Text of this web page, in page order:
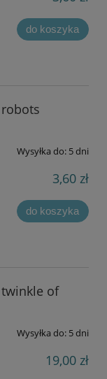
do koszyka
Wysyłka do: 5 dni
3,60 zł
do koszyka
of
Wysyłka do: 5 dni
19,00 zł